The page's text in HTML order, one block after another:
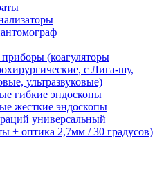
(коагуляторы
с Лига-шу,
ультразвуковые)
гибкие эндоскопы
жесткие эндоскопы
универсальный
+ оптика 2,7мм / 30 градусов)